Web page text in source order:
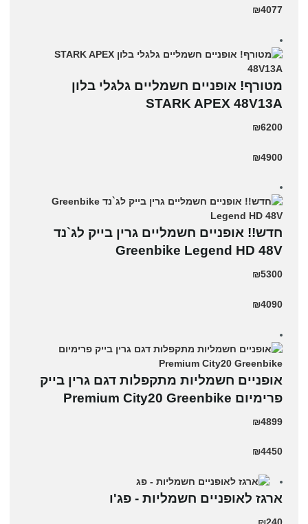
₪4077
מטורף! אופניים חשמליים גלגלי בלון
STARK APEX 48V13A
₪6200
₪4900
חדש!! אופניים חשמליים גרין בייק לג`נד
Greenbike Legend HD 48V
₪5300
₪4090
אופניים חשמליות מתקפלות דגם גרין בייק
פרימיום Premium City20 Greenbike
₪4899
₪4450
ארגז לאופניים חשמליות - פג'ו